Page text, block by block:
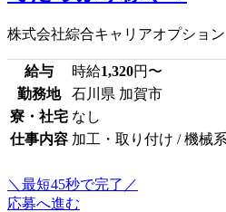
株式会社綜合キャリアオプション
給与 時給1,320円〜
勤務地
石川県 加賀市
寮・社宅 なし
仕事内容 加工・取り付け / 機械
＼最短45秒で完了／
応募へ進む